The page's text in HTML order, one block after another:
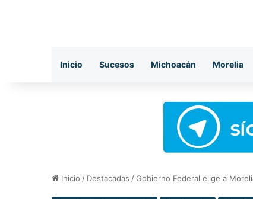
Inicio Sucesos Michoacán Morelia
Inicio / Destacadas /Gobierno Federal elige a